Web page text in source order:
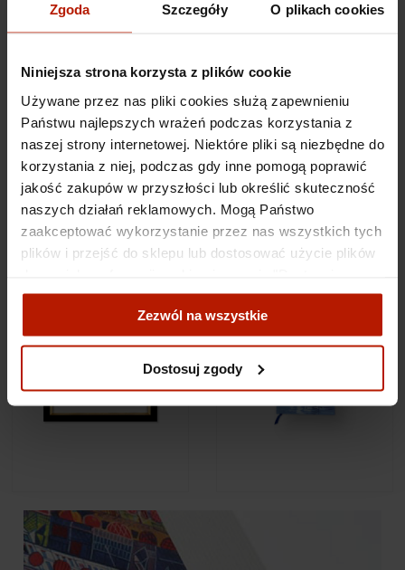
Zgoda Szczegóły O plikach cookies
Niniejsza strona korzysta z plików cookie
Używane przez nas pliki cookies służą zapewnieniu
Państwu najlepszych wrażeń podczas korzystania z
naszej strony internetowej. Niektóre pliki są niezbędne do
korzystania z niej, podczas gdy inne pomogą poprawić
jakość zakupów w przyszłości lub określić skuteczność
naszych działań reklamowych. Mogą Państwo
zaakceptować wykorzystanie przez nas wszystkich tych
plików i przejść do sklepu lub dostosować użycie plików
zgody".
Więcej o plikach cookies przeczytasz w naszej Polityce
Zezwól na wszystkie
Dostosuj zgody
Koszty dostawy
Obiekty
powiązane
Edward Dwurnik - Wolne
Miasto Gdańsk